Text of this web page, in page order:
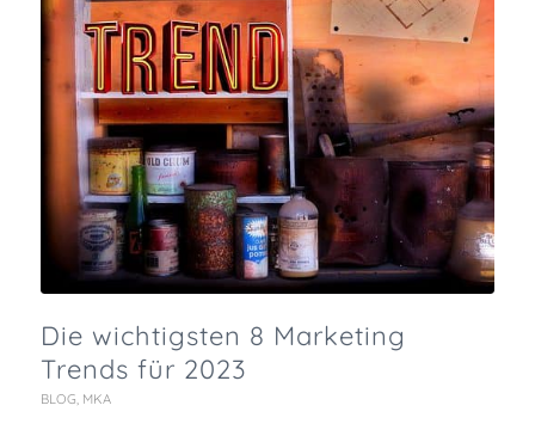
Die wichtigsten 8 Marketing
Trends für 2023
BLOG MKA